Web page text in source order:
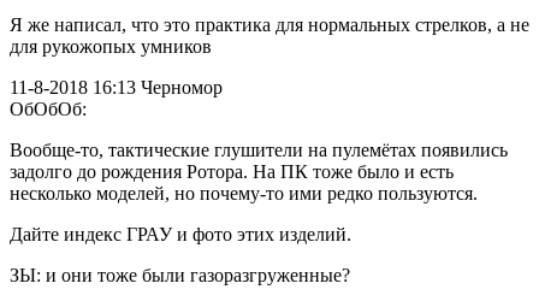
Я же написал, что это практика для нормальных стрелков, а не
для рукожопых умников
11-8-2018 16:13 Черномор
ОбОбОб:
Вообще-то, тактические глушители на пулемётах появились
задолго до рождения Ротора. На ПК тоже было и есть
несколько моделей, но почему-то ими редко пользуются.
Дайте индекс ГРАУ и фото этих изделий.
ЗЫ: и они тоже были газоразгруженные?